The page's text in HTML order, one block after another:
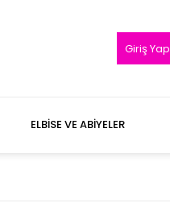
Giriş Yap
ELBİSE VE ABİYELER